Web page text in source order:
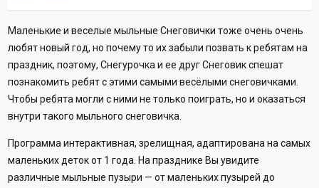
Маленькие и веселые мыльные Снеговички тоже очень очень
любят новый год, но почему то их забыли позвать к ребятам на
праздник, поэтому, Снегурочка и ее друг Снеговик спешат
познакомить ребят с этими самыми весёлыми снеговичками.
Чтобы ребята могли с ними не только поиграть, но и оказаться
внутри такого мыльного снеговичка.
Программа интерактивная, зрелищная, адаптирована на самых
маленьких деток от 1 года. На празднике Вы увидите
различные мыльные пузыри — от маленьких пузырей до